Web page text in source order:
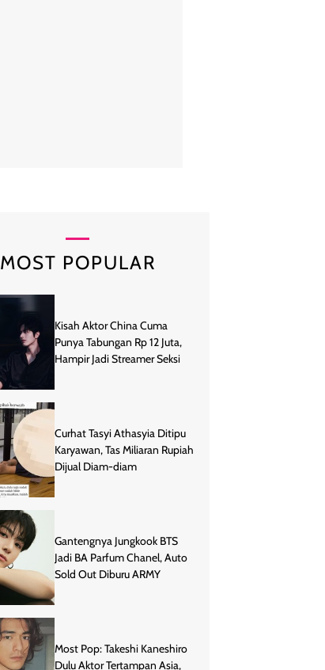
MOST POPULAR
Kisah Aktor China Cuma
Punya Tabungan Rp 12 Juta,
Hampir Jadi Streamer Seksi
Curhat Tasyi Athasyia Ditipu
Karyawan, Tas Miliaran Rupiah
Dijual Diam-diam
Gantengnya Jungkook BTS
Jadi BA Parfum Chanel, Auto
Sold Out Diburu ARMY
Most Pop: Takeshi Kaneshiro
Dulu Aktor Tertampan Asia,